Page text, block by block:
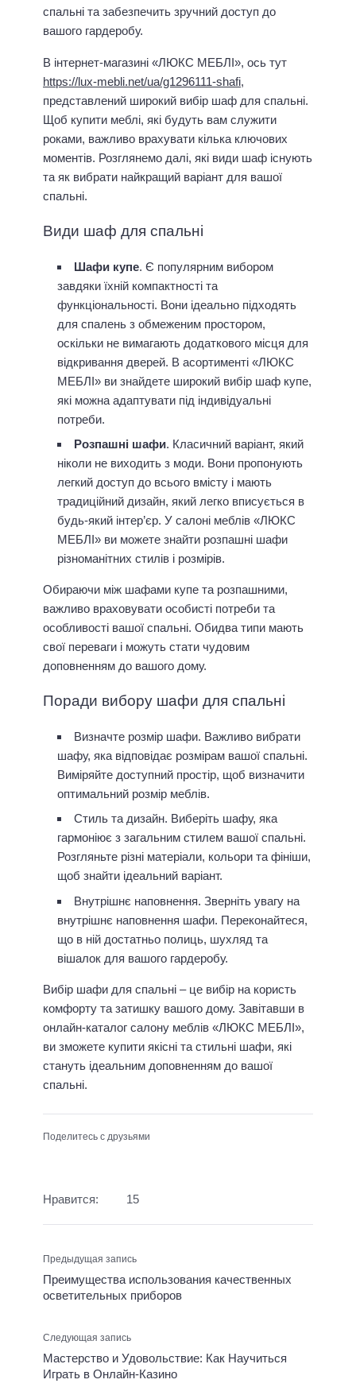
спальні та забезпечить зручний доступ до
вашого гардеробу.
В інтернет-магазині «ЛЮКС МЕБЛІ», ось тут
https://lux-mebli.net/ua/g1296111-shafi,
представлений широкий вибір шаф для спальні.
Щоб купити меблі, які будуть вам служити
роками, важливо врахувати кілька ключових
моментів. Розглянемо далі, які види шаф існують
та як вибрати найкращий варіант для вашої
спальні.
Види шаф для спальні
Шафи купе. Є популярним вибором
завдяки їхній компактності та
функціональності. Вони ідеально підходять
для спалень з обмеженим простором,
оскільки не вимагають додаткового місця для
відкривання дверей. В асортименті «ЛЮКС
МЕБЛІ» ви знайдете широкий вибір шаф купе,
які можна адаптувати під індивідуальні
потреби.
Розпашні шафи. Класичний варіант, який
ніколи не виходить з моди. Вони пропонують
легкий доступ до всього вмісту і мають
традиційний дизайн, який легко вписується в
будь-який інтер’єр. У салоні меблів «ЛЮКС
МЕБЛІ» ви можете знайти розпашні шафи
різноманітних стилів і розмірів.
Обираючи між шафами купе та розпашними,
важливо враховувати особисті потреби та
особливості вашої спальні. Обидва типи мають
свої переваги і можуть стати чудовим
доповненням до вашого дому.
Поради вибору шафи для спальні
Визначте розмір шафи. Важливо вибрати
шафу, яка відповідає розмірам вашої спальні.
Виміряйте доступний простір, щоб визначити
оптимальний розмір меблів.
Стиль та дизайн. Виберіть шафу, яка
гармоніює з загальним стилем вашої спальні.
Розгляньте різні матеріали, кольори та фініши,
щоб знайти ідеальний варіант.
Внутрішнє наповнення. Зверніть увагу на
внутрішнє наповнення шафи. Переконайтеся,
що в ній достатньо полиць, шухляд та
вішалок для вашого гардеробу.
Вибір шафи для спальні – це вибір на користь
комфорту та затишку вашого дому. Завітавши в
онлайн-каталог салону меблів «ЛЮКС МЕБЛІ»,
ви зможете купити якісні та стильні шафи, які
стануть ідеальним доповненням до вашої
спальні.
Поделитесь с друзьями
Нравится: 15
Предыдущая запись
Преимущества использования качественных
осветительных приборов
Следующая запись
Мастерство и Удовольствие: Как Научиться
Играть в Онлайн-Казино